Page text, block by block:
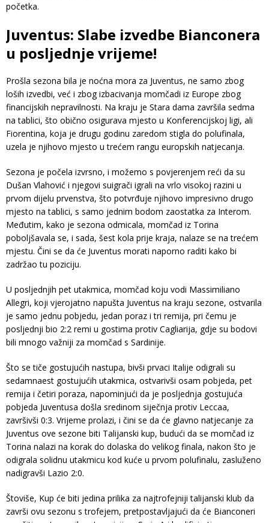
početka.
Juventus: Slabe izvedbe Bianconera
u posljednje vrijeme!
Prošla sezona bila je noćna mora za Juventus, ne samo zbog
loših izvedbi, već i zbog izbacivanja momčadi iz Europe zbog
financijskih nepravilnosti. Na kraju je Stara dama završila sedma
na tablici, što obično osigurava mjesto u Konferencijskoj ligi, ali
Fiorentina, koja je drugu godinu zaredom stigla do polufinala,
uzela je njihovo mjesto u trećem rangu europskih natjecanja.
Sezona je počela izvrsno, i možemo s povjerenjem reći da su
Dušan Vlahović i njegovi suigrači igrali na vrlo visokoj razini u
prvom dijelu prvenstva, što potvrđuje njihovo impresivno drugo
mjesto na tablici, s samo jednim bodom zaostatka za Interom.
Međutim, kako je sezona odmicala, momčad iz Torina
poboljšavala se, i sada, šest kola prije kraja, nalaze se na trećem
mjestu. Čini se da će Juventus morati naporno raditi kako bi
zadržao tu poziciju.
U posljednjih pet utakmica, momčad koju vodi Massimiliano
Allegri, koji vjerojatno napušta Juventus na kraju sezone, ostvarila
je samo jednu pobjedu, jedan poraz i tri remija, pri čemu je
posljednji bio 2:2 remi u gostima protiv Cagliarija, gdje su bodovi
bili mnogo važniji za momčad s Sardinije.
Što se tiče gostujućih nastupa, bivši prvaci Italije odigrali su
sedamnaest gostujućih utakmica, ostvarivši osam pobjeda, pet
remija i četiri poraza, napominjući da je posljednja gostujuća
pobjeda Juventusa došla sredinom siječnja protiv Leccaa,
završivši 0:3. Vrijeme prolazi, i čini se da će glavno natjecanje za
Juventus ove sezone biti Talijanski kup, budući da se momčad iz
Torina nalazi na korak do dolaska do velikog finala, nakon što je
odigrala solidnu utakmicu kod kuće u prvom polufinalu, zasluženo
nadigravši Lazio 2:0.
Štoviše, Kup će biti jedina prilika za najtrofejniji talijanski klub da
završi ovu sezonu s trofejem, pretpostavljajući da će Bianconeri